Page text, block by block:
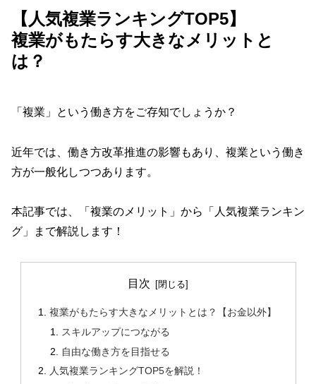
【人気複業ランキングTOP5】
複業がもたらす大きなメリットと
は？
「複業」という働き方をご存知でしょうか？
近年では、働き方改革推進の影響もあり、複業という働き
方が一般化しつつあります。
本記事では、「複業のメリット」から「人気複業ランキン
グ」まで解説します！
目次
複業がもたらす大きなメリットとは？【お金以外】
スキルアップにつながる
自由な働き方を目指せる
人気複業ランキングTOP5を解説！